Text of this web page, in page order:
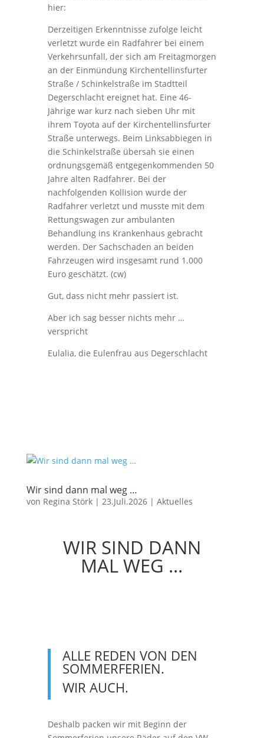
hier:
Derzeitigen Erkenntnisse zufolge leicht
verletzt wurde ein Radfahrer bei einem
Verkehrsunfall, der sich am Freitagmorgen
an der Einmündung Kirchentellinsfurter
Straße / Schinkelstraße im Stadtteil
Degerschlacht ereignet hat. Eine 46-
Jährige war kurz nach sieben Uhr mit
ihrem Toyota auf der Kirchentellinsfurter
Straße unterwegs. Beim Linksabbiegen in
die Schinkelstraße übersah sie einen
ordnungsgemäß entgegenkommenden 50
Jahre alten Radfahrer. Bei der
nachfolgenden Kollision wurde der
Radfahrer verletzt und musste mit dem
Rettungswagen zur ambulanten
Behandlung ins Krankenhaus gebracht
werden. Der Sachschaden an beiden
Fahrzeugen wird insgesamt rund 1.000
Euro geschätzt. (cw)
Gut, dass nicht mehr passiert ist.
Aber ich sag besser nichts mehr …
verspricht
Eulalia, die Eulenfrau aus Degerschlacht
Wir sind dann mal weg …
von Regina Störk| 23.Juli.2026| Aktuelles
WIR SIND DANN
MAL WEG …
ALLE REDEN VON DEN
SOMMERFERIEN.
WIR AUCH.
Deshalb packen wir mit Beginn der